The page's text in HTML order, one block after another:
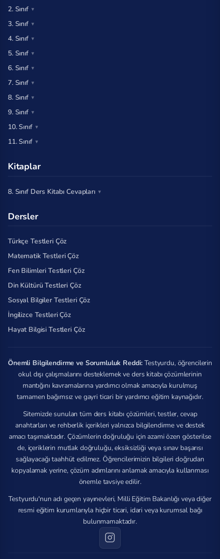
2. Sınıf
3. Sınıf
4. Sınıf
5. Sınıf
6. Sınıf
7. Sınıf
8. Sınıf
9. Sınıf
10. Sınıf
11. Sınıf
Kitaplar
8. Sınıf Ders Kitabı Cevapları
Dersler
Türkçe Testleri Çöz
Matematik Testleri Çöz
Fen Bilimleri Testleri Çöz
Din Kültürü Testleri Çöz
Sosyal Bilgiler Testleri Çöz
İngilizce Testleri Çöz
Hayat Bilgisi Testleri Çöz
Önemli Bilgilendirme ve Sorumluluk Reddi: Testyurdu, öğrencilerin
okul dışı çalışmalarını desteklemek ve ders kitabı çözümlerinin
mantığını kavramalarına yardımcı olmak amacıyla kurulmuş
tamamen bağımsız ve gayri ticari bir yardımcı eğitim kaynağıdır.
Sitemizde sunulan tüm ders kitabı çözümleri, testler, cevap
anahtarları ve rehberlik içerikleri yalnızca bilgilendirme ve destek
amacı taşımaktadır. Çözümlerin doğruluğu için azami özen gösterilse
de, içeriklerin mutlak doğruluğu, eksiksizliği veya sınav başarısı
sağlayacağı taahhüt edilmez. Öğrencilerimizin bilgileri doğrudan
kopyalamak yerine, çözüm adımlarını anlamak amacıyla kullanması
önemle tavsiye edilir.
Testyurdu'nun adı geçen yayınevleri, Milli Eğitim Bakanlığı veya diğer
resmi eğitim kurumlarıyla hiçbir ticari, idari veya kurumsal bağı
bulunmamaktadır.